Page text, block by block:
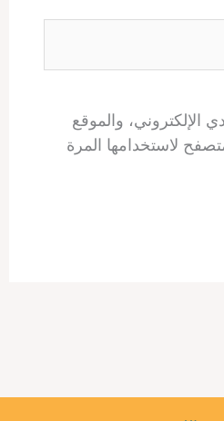
الإلكتروني، والموقع
لاستخدامها المرة